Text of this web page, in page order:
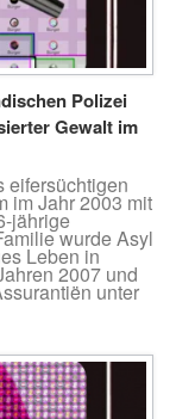
Polizei
Gewalt im
eifersüchtigen
im Jahr 2003 mit
jährige
wurde Asyl
Leben in
2007 und
unter